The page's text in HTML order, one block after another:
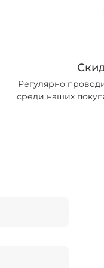
Регулярно
среди наших